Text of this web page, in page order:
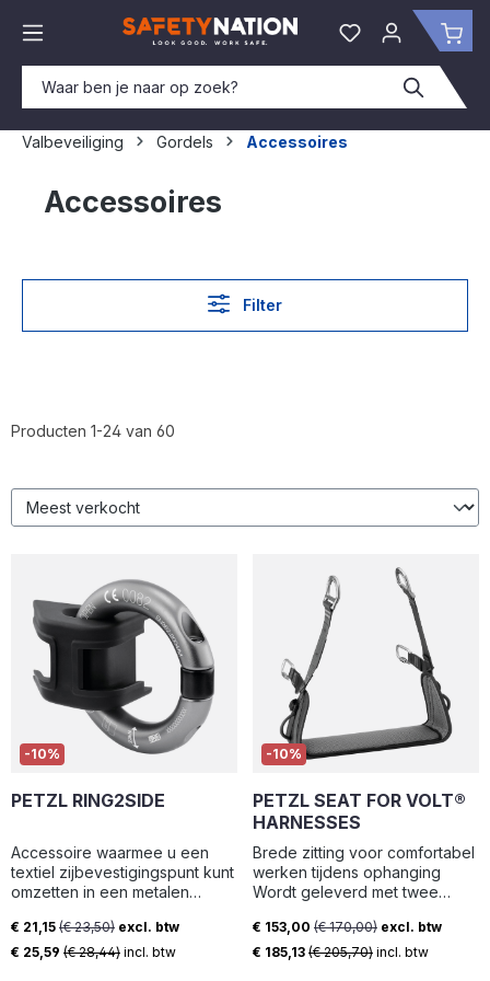
Je hebt 0 items
Valbeveiliging Gordels Accessoires
Accessoires
Filter
Producten 1-24 van 60
-10%
PETZL RING2SIDE
Accessoire waarmee u een
textiel zijbevestigingspunt kunt
omzetten in een metalen
met FALCON en FALCON
ASCENT harnassen - Bestaat
Verkoopprijs:
€ 21,15 (€ 23,50) excl. btw
€ 25,59 (€ 28,44) incl. btw
-10%
PETZL SEAT FOR VOLT®
HARNESSES
Brede zitting voor comfortabel
werken tijdens ophanging
Wordt geleverd met twee
geïnstalleerd in de daarvoor
bestemde zijsloten op VOLT-
Verkoopprijs:
€ 153,00 (€ 170,00) excl. btw
€ 185,13 (€ 205,70) incl. btw